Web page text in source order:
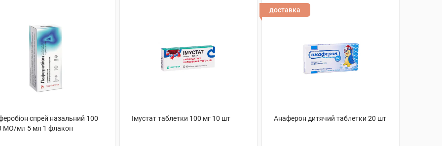
спрей назальний 100
МО/мл 5 мл 1 флакон
Імустат таблетки 100 мг 10 шт
доставка
Анаферон дитячий таблетки 20 шт